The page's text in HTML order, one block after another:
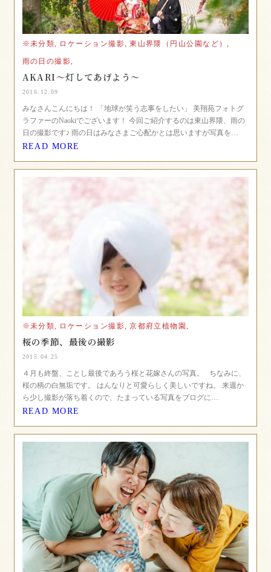
※未分類, ロケーション撮影, 東山界隈（円山公園など）,
雨の日の撮影,
AKARI〜灯してあげよう〜
2016.12.09
みなさんこんにちは！ 「地球が笑う志事をしたい」 美翔苑フォトグ
ラファーのNaokiでございます！ 今回ご紹介するのは東山界隈、雨の
日の撮影です♪ 雨の日はみなさまご心配かとは思いますが写真を…
READ MORE
※未分類, ロケーション撮影, 京都府立植物園,
桜の季節、最後の撮影
2015.04.25
４月も終盤、ことし最後であろう桜と花嫁さんの写真。 ちなみに、
桜の柄の白無垢です。 はんなりと可愛らしく美しいですね。 来週か
ら少し撮影が落ち着くので、たまっている写真をブログに…
READ MORE